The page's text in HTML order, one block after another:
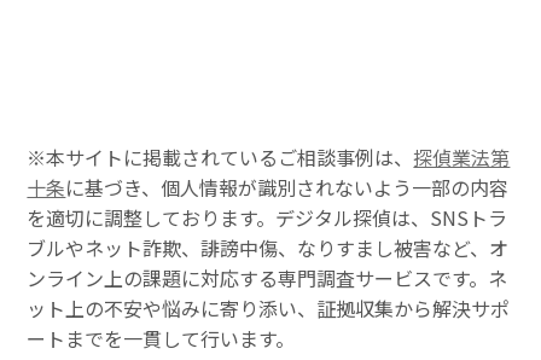
※本サイトに掲載されているご相談事例は、探偵業法第
十条に基づき、個人情報が識別されないよう一部の内容
を適切に調整しております。デジタル探偵は、SNSトラ
ブルやネット詐欺、誹謗中傷、なりすまし被害など、オ
ンライン上の課題に対応する専門調査サービスです。ネ
ット上の不安や悩みに寄り添い、証拠収集から解決サポ
ートまでを一貫して行います。